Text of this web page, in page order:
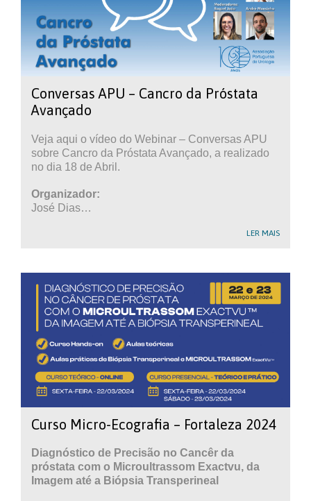
Conversas APU – Cancro da Próstata
Avançado
Veja aqui o vídeo do Webinar – Conversas APU
sobre Cancro da Próstata Avançado, a realizado
no dia 18 de Abril.
Organizador:
José Dias…
LER MAIS
Curso Micro-Ecografia – Fortaleza 2024
Diagnóstico de Precisão no Cancêr da
próstata com o Microultrassom Exactvu, da
Imagem até a Biópsia Transperineal